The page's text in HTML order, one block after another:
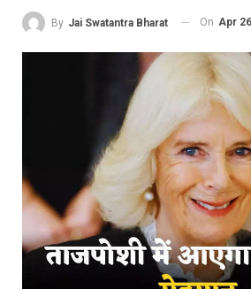
By Jai Swatantra Bharat On Apr